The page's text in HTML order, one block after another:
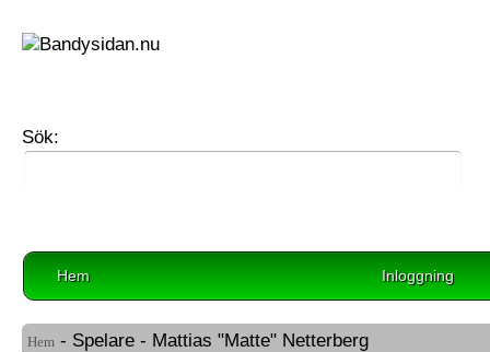
Sök:
Hem Inloggning
Hem - Spelare - Mattias "Matte" Netterberg